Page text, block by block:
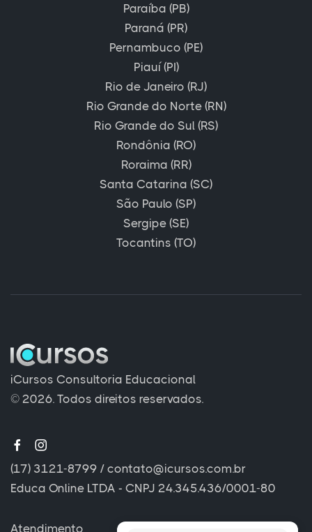
Paraíba (PB)
Paraná (PR)
Pernambuco (PE)
Piauí (PI)
Rio de Janeiro (RJ)
Rio Grande do Norte (RN)
Rio Grande do Sul (RS)
Rondônia (RO)
Roraima (RR)
Santa Catarina (SC)
São Paulo (SP)
Sergipe (SE)
Tocantins (TO)
iCursos Consultoria Educacional
© 2026. Todos direitos reservados.
(17) 3121-8799 / contato@icursos.com.br
Educa Online LTDA - CNPJ 24.345.436/0001-80
Atendimento